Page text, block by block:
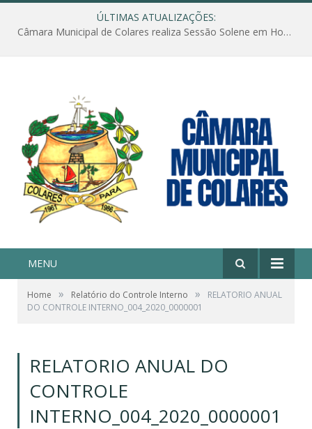
ÚLTIMAS ATUALIZAÇÕES:
Câmara Municipal de Colares realiza Sessão Solene em Homenagem ao Dia das Mães
MENU
Home » Relatório do Controle Interno »
RELATORIO ANUAL
DO CONTROLE INTERNO_004_2020_0000001
RELATORIO ANUAL DO
CONTROLE
INTERNO_004_2020_0000001